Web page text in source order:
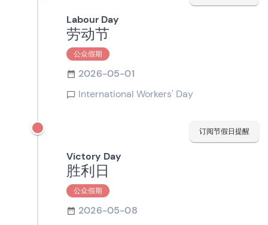
Labour Day
劳动节
公众假期
2026-05-01
International Workers' Day
订阅节假日提醒
Victory Day
胜利日
公众假期
2026-05-08